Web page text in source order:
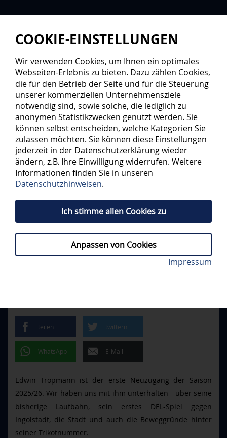
Edwin Tropmann bei seinem ersten DEL-Spiel am
teilen twittern
WhatsApp E-Mail
Edwin Tropmann ist der erste Neuzugang der Saison
2025/26. Wir haben uns mit ihm unterhalten - über seine
bisherige Laufbahn, sein erstes DEL-Spiel gegen
Ingolstadt, die Stadt und auch die Beweggründe hinter
seiner Trikotnummer.
COOKIE-EINSTELLUNGEN
Wir verwenden Cookies, um Ihnen ein optimales
Webseiten-Erlebnis zu bieten. Dazu zählen Cookies,
die für den Betrieb der Seite und für die Steuerung
unserer kommerziellen Unternehmensziele
notwendig sind, sowie solche, die lediglich zu
anonymen Statistikzwecken genutzt werden. Sie
können selbst entscheiden, welche Kategorien Sie
zulassen möchten. Sie können diese Einstellungen
jederzeit in der Datenschutzerklärung wieder
ändern, z.B. Ihre Einwilligung widerrufen. Weitere
Informationen finden Sie in unseren
Datenschutzhinweisen.
Ich stimme allen Cookies zu
Anpassen von Cookies
Impressum